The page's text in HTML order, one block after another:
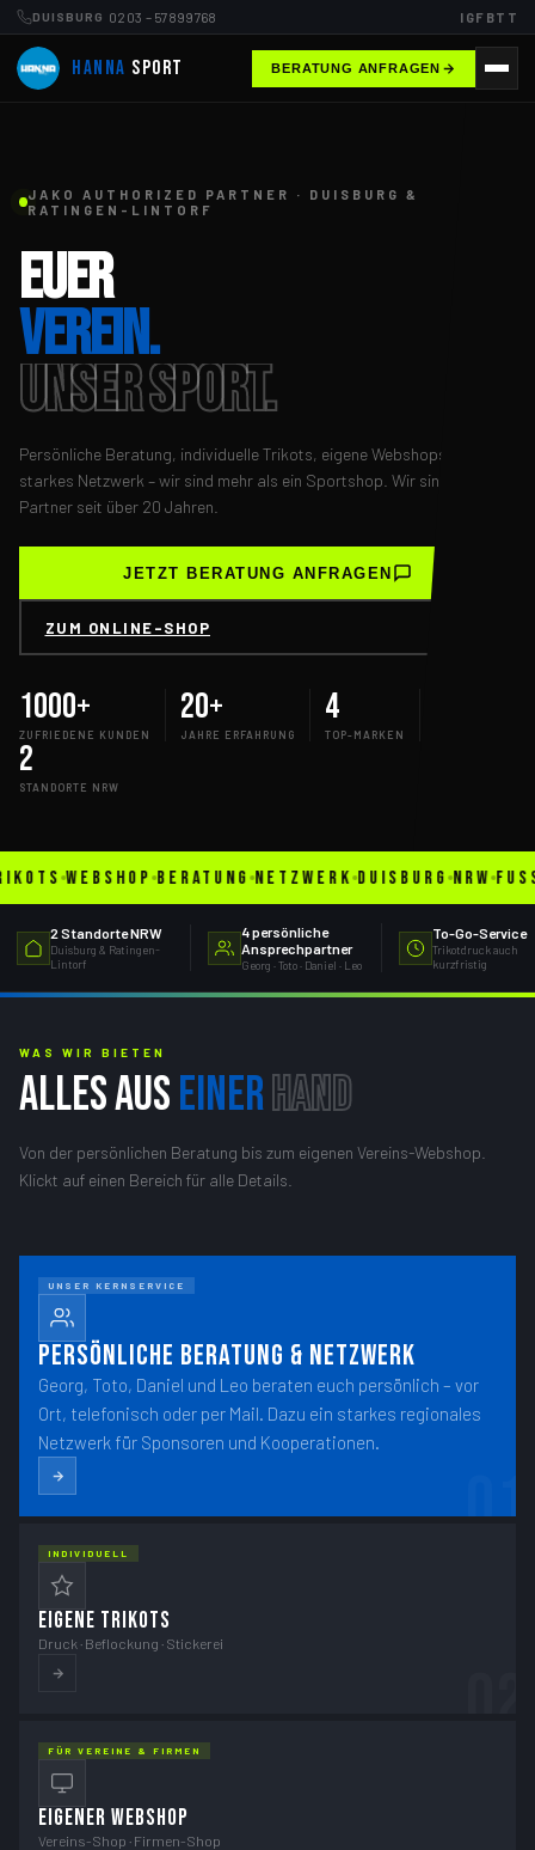
DUISBURG 0203 – 57899768 IGFBTT
HANNA SPORT BERATUNG ANFRAGEN
JAKO AUTHORIZED PARTNER · DUISBURG &
RATINGEN-LINTORF
EUER
VEREIN.
UNSER SPORT.
Persönliche Beratung, individuelle Trikots, eigene Webshops und ein
starkes Netzwerk – wir sind mehr als ein Sportshop. Wir sind euer
Partner seit über 20 Jahren.
JETZT BERATUNG ANFRAGEN
ZUM ONLINE-SHOP
1000+
ZUFRIEDENE KUNDEN
20+
JAHRE ERFAHRUNG
4
TOP-MARKEN
2
STANDORTE NRW
WEBSHOP BERATUNG NETZWERK DUISBURG NRW
2 Standorte NRW
Duisburg & Ratingen-
Lintorf
4 persönliche
Ansprechpartner
Georg · Toto · Daniel · Leo
To-Go-Service
Trikotdruck auch
kurzfristig
WAS WIR BIETEN
ALLES AUSEINERHAND
Von der persönlichen Beratung bis zum eigenen Vereins-Webshop.
Klickt auf einen Bereich für alle Details.
UNSER KERNSERVICE
PERSÖNLICHE BERATUNG & NETZWERK
Georg, Toto, Daniel und Leo beraten euch persönlich – vor
Ort, telefonisch oder per Mail. Dazu ein starkes regionales
Netzwerk für Sponsoren und Kooperationen.
01
INDIVIDUELL
EIGENE TRIKOTS
Druck · Beflockung · Stickerei
FÜR VEREINE & FIRMEN
EIGENER WEBSHOP
Vereins-Shop · Firmen-Shop